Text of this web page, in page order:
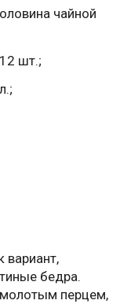
чайной
шт.;
вариант,
бедра.
перцем,